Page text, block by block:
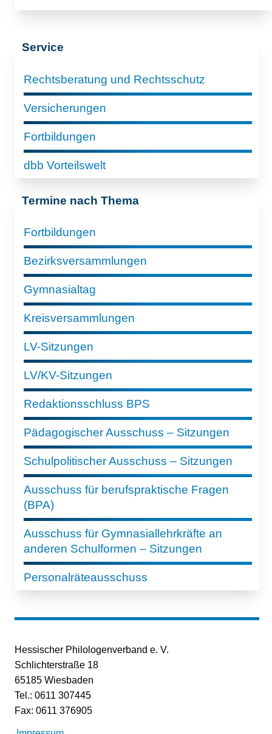
Service
Rechtsberatung und Rechtsschutz
Versicherungen
Fortbildungen
dbb Vorteilswelt
Termine nach Thema
Fortbildungen
Bezirksversammlungen
Gymnasialtag
Kreisversammlungen
LV-Sitzungen
LV/KV-Sitzungen
Redaktionsschluss BPS
Pädagogischer Ausschuss – Sitzungen
Schulpolitischer Ausschuss – Sitzungen
Ausschuss für berufspraktische Fragen
(BPA)
Ausschuss für Gymnasiallehrkräfte an
anderen Schulformen – Sitzungen
Personalräteausschuss
Hessischer Philologenverband e. V.
Schlichterstraße 18
65185 Wiesbaden
Tel.: 0611 307445
Fax: 0611 376905